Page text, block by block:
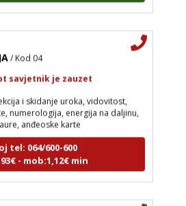
i skidanje uroka, vidovitost,
numerologija, energija na daljinu,
anđeoske karte
tel: 064/600-600
- mob:1,12€ min